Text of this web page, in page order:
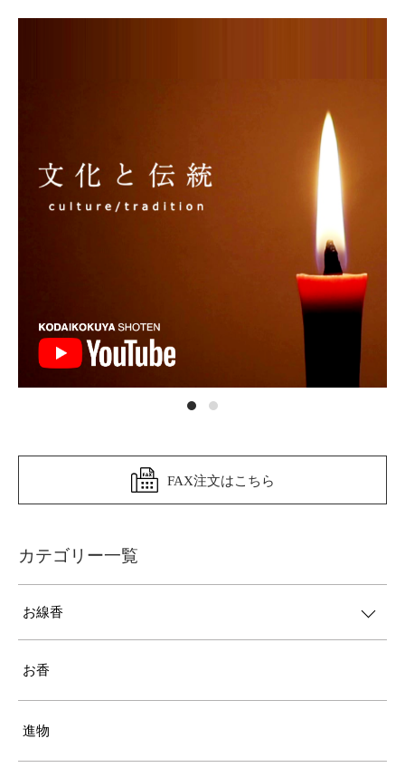
FAX注文はこちら
カテゴリー一覧
お線香
お香
進物